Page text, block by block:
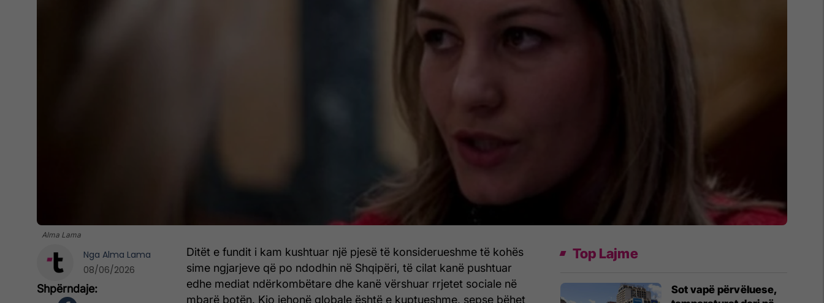
Alma Lama
Ditët e fundit i kam kushtuar një pjesë të konsiderueshme të kohës
sime ngjarjeve që po ndodhin në Shqipëri, të cilat kanë pushtuar
edhe mediat ndërkombëtare dhe kanë vërshuar rrjetet sociale në
mbarë botën. Kjo jehonë globale është e kuptueshme, sepse bëhet
Nga Alma Lama
08/06/2026
Top Lajme
Sot vapë përvëluese,